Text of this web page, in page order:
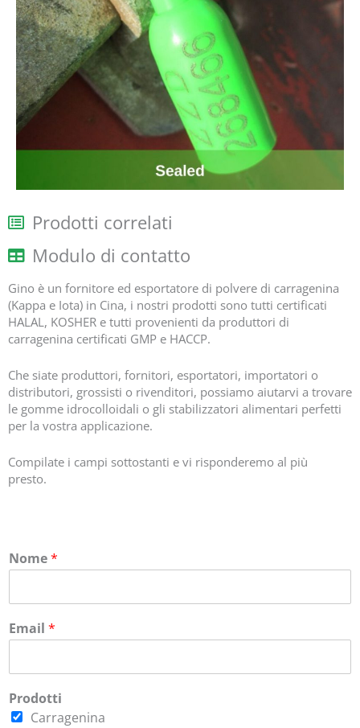
Prodotti correlati
Modulo di contatto
Gino è un fornitore ed esportatore di polvere di carragenina
(Kappa e Iota) in Cina, i nostri prodotti sono tutti certificati
HALAL, KOSHER e tutti provenienti da produttori di
carragenina certificati GMP e HACCP.
Che siate produttori, fornitori, esportatori, importatori o
distributori, grossisti o rivenditori, possiamo aiutarvi a trovare
le gomme idrocolloidali o gli stabilizzatori alimentari perfetti
per la vostra applicazione.
Compilate i campi sottostanti e vi risponderemo al più
presto.
Nome*
Email *
Prodotti
Carragenina